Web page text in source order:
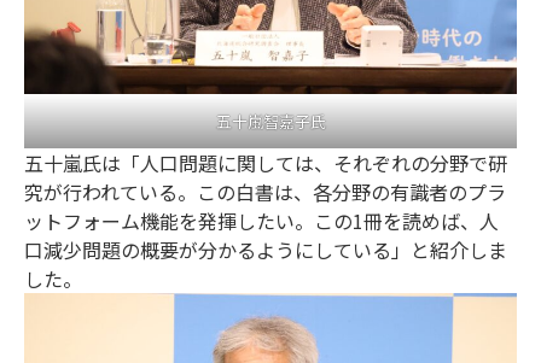
五十嵐智嘉子氏
五十嵐氏は「人口問題に関しては、それぞれの分野で研
究が行われている。この白書は、各分野の有識者のプラ
ットフォーム機能を発揮したい。この1冊を読めば、人
口減少問題の概要が分かるようにしている」と紹介しま
した。